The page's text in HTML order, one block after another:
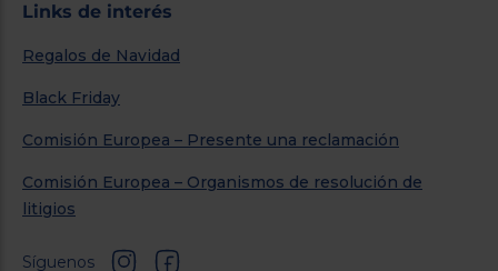
Links de interés
Regalos de Navidad
Black Friday
Comisión Europea – Presente una reclamación
Comisión Europea – Organismos de resolución de
litigios
Síguenos